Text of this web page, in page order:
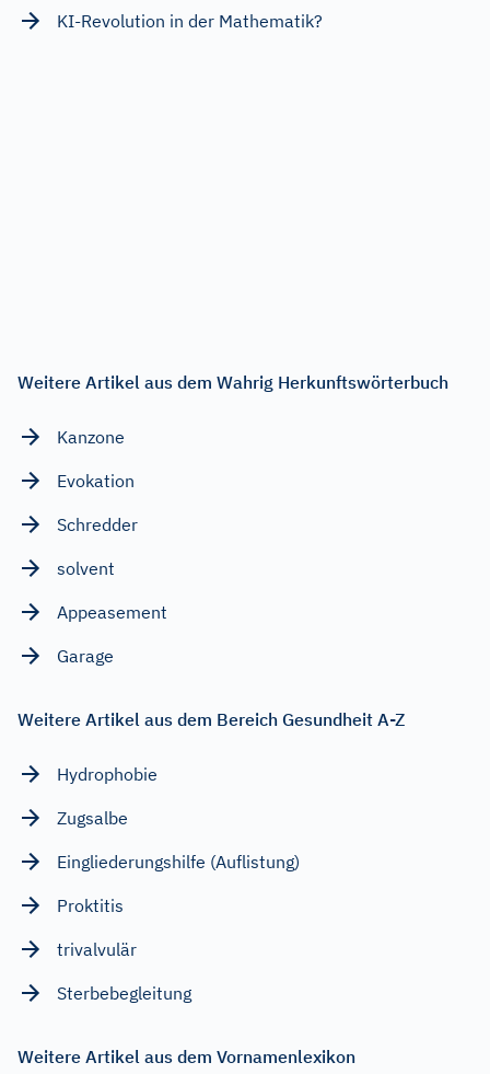
KI-Revolution in der Mathematik?
Weitere Artikel aus dem Wahrig Herkunftswörterbuch
Kanzone
Evokation
Schredder
solvent
Appeasement
Garage
Weitere Artikel aus dem Bereich Gesundheit A-Z
Hydrophobie
Zugsalbe
Eingliederungshilfe (Auflistung)
Proktitis
trivalvulär
Sterbebegleitung
Weitere Artikel aus dem Vornamenlexikon